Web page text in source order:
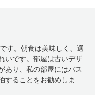
す。朝食は美味しく、選
いです。部屋は古いデザ
あり、私の部屋にはバス
することをお勧めしま